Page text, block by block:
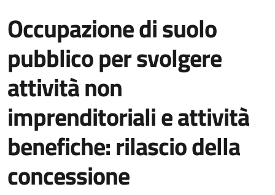
Occupazione di suolo
pubblico per svolgere
attività non
imprenditoriali e attività
benefiche: rilascio della
concessione